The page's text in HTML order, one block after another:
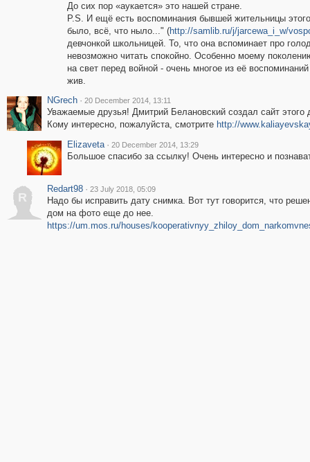
До сих пор «аукается» это нашей стране.
P.S. И ещё есть воспоминания бывшей жительницы
было, всё, что ныло..." (http://samlib.ru/j/jarcewa_i_w/
девчонкой школьницей. То, что она вспоминает про
невозможно читать спокойно. Особенно моему
на свет перед войной - очень многое из её
жив.
NGrech · 20 December 2014, 13:11
Уважаемые друзья! Дмитрий Белановский создал сайт
Кому интересно, пожалуйста, смотрите http://
Elizaveta · 20 December 2014, 13:29
Большое спасибо за ссылку! Очень интересно и
R
Redart98 · 23 July 2018, 05:09
Надо бы исправить дату снимка. Вот тут говорится, что
дом на фото еще до нее.
https://um.mos.ru/houses/